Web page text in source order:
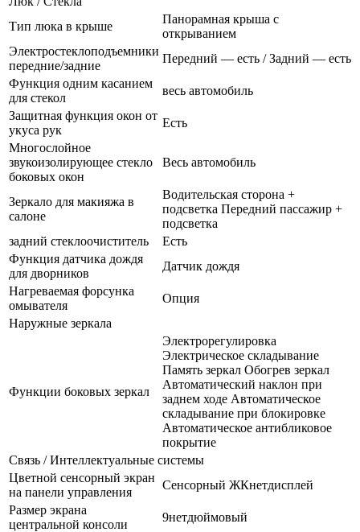
Тип люка в крыше
Панорамная крыша с
открыванием
Электростеклоподъемники
передние/задние
Передний — есть / Задний — есть
Функция одним касанием
для стекол
весь автомобиль
Защитная функция окон от
укуса рук
Есть
Многослойное
звукоизолирующее стекло
боковых окон
Весь автомобиль
Зеркало для макияжа в
салоне
Водительская сторона +
подсветка Передний пассажир +
подсветка
задний стеклоочиститель
Есть
Функция датчика дождя
для дворников
Датчик дождя
Нагреваемая форсунка
омывателя
Опция
Наружные зеркала
Функции боковых зеркал
Электрорегулировка
Электрическое складывание
Память зеркал Обогрев зеркал
Автоматический наклон при
заднем ходе Автоматическое
складывание при блокировке
Автоматическое антибликовое
покрытие
Связь / Интеллектуальные системы
Цветной сенсорный экран
на панели управления
Сенсорный ЖКнетдисплей
Размер экрана
центральной консоли
9нетдюймовый